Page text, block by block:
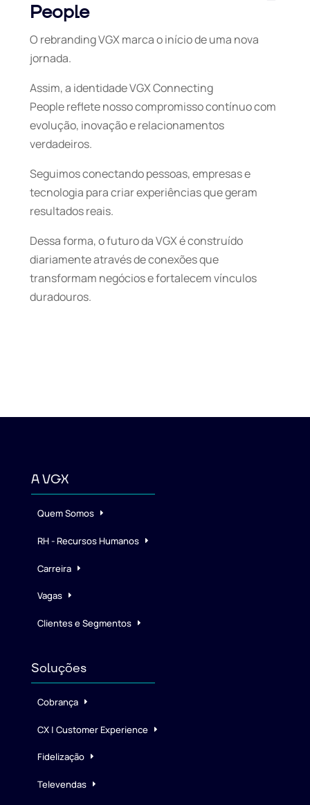
People
O rebranding VGX marca o início de uma nova
jornada.
Assim, a identidadeVGX Connecting
People reflete nosso compromisso contínuo com
evolução, inovação e relacionamentos
verdadeiros.
Seguimos conectando pessoas, empresas e
tecnologia para criar experiências que geram
resultados reais.
Dessa forma, o futuro da VGX é construído
diariamente através de conexões que
transformam negócios e fortalecem vínculos
duradouros.
A VGX
Quem Somos
RH - Recursos Humanos
Carreira
Vagas
Clientes e Segmentos
Soluções
Cobrança
CX | Customer Experience
Fidelização
Televendas